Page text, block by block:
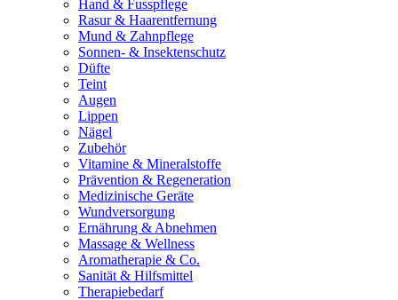
Hand & Fusspflege
Rasur & Haarentfernung
Mund & Zahnpflege
Sonnen- & Insektenschutz
Düfte
Teint
Augen
Lippen
Nägel
Zubehör
Vitamine & Mineralstoffe
Prävention & Regeneration
Medizinische Geräte
Wundversorgung
Ernährung & Abnehmen
Massage & Wellness
Aromatherapie & Co.
Sanität & Hilfsmittel
Therapiebedarf